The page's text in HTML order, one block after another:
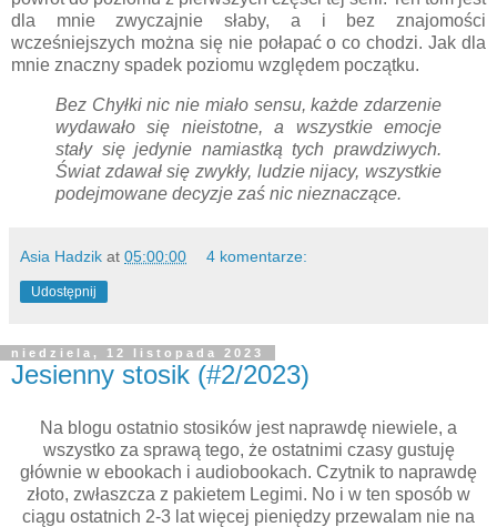
dla mnie zwyczajnie słaby, a i bez znajomości
wcześniejszych można się nie połapać o co chodzi. Jak dla
mnie znaczny spadek poziomu względem początku.
Bez Chyłki nic nie miało sensu, każde zdarzenie
wydawało się nieistotne, a wszystkie emocje
stały się jedynie namiastką tych prawdziwych.
Świat zdawał się zwykły, ludzie nijacy, wszystkie
podejmowane decyzje zaś nic nieznaczące.
Asia Hadzik at 05:00:00 4 komentarze:
Udostępnij
niedziela, 12 listopada 2023
Jesienny stosik (#2/2023)
Na blogu ostatnio stosików jest naprawdę niewiele, a
wszystko za sprawą tego, że ostatnimi czasy gustuję
głównie w ebookach i audiobookach. Czytnik to naprawdę
złoto, zwłaszcza z pakietem Legimi. No i w ten sposób w
ciągu ostatnich 2-3 lat więcej pieniędzy przewalam nie na